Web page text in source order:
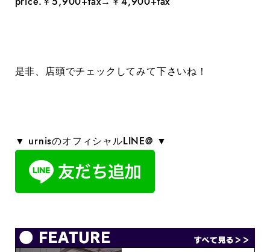
是非、店頭でチェックしてみて下さいね！
▼ urnisのオフィシャルLINE@ ▼